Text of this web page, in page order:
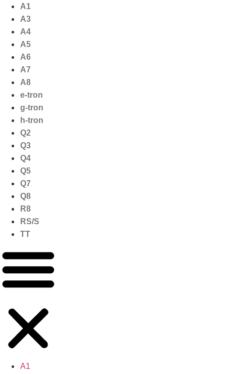
naar
inhoud
A1
A3
A4
A5
A6
A7
A8
e-tron
g-tron
h-tron
Q2
Q3
Q4
Q5
Q7
Q8
R8
RS/S
TT
A1